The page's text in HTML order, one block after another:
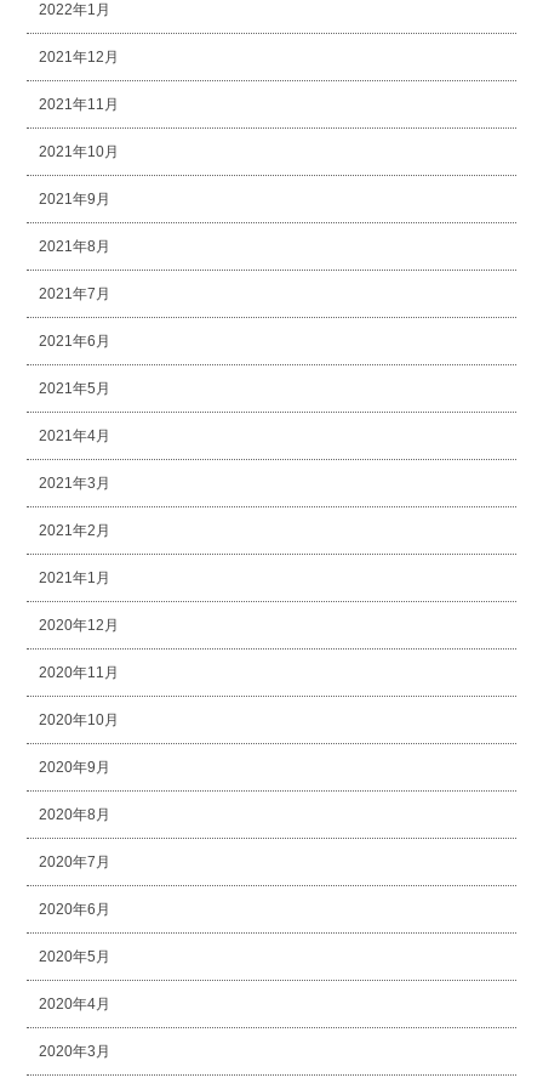
2022年1月
2021年12月
2021年11月
2021年10月
2021年9月
2021年8月
2021年7月
2021年6月
2021年5月
2021年4月
2021年3月
2021年2月
2021年1月
2020年12月
2020年11月
2020年10月
2020年9月
2020年8月
2020年7月
2020年6月
2020年5月
2020年4月
2020年3月